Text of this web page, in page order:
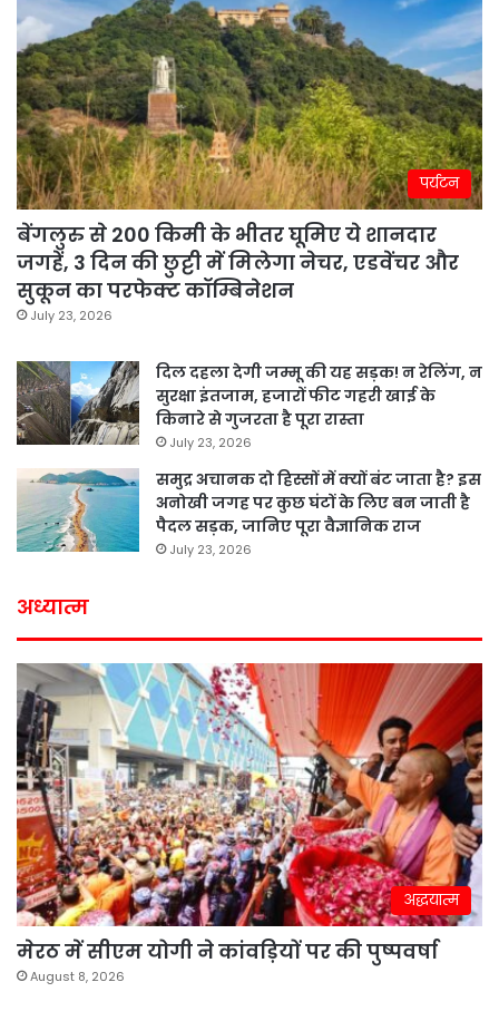
पर्यटन
बेंगलुरु से 200 किमी के भीतर घूमिए ये शानदार
जगहें, 3 दिन की छुट्टी में मिलेगा नेचर, एडवेंचर और
सुकून का परफेक्ट कॉम्बिनेशन
July 23, 2026
दिल दहला देगी जम्मू की यह सड़क! न रेलिंग, न
सुरक्षा इंतजाम, हजारों फीट गहरी खाई के
किनारे से गुजरता है पूरा रास्ता
July 23, 2026
समुद्र अचानक दो हिस्सों में क्यों बंट जाता है? इस
अनोखी जगह पर कुछ घंटों के लिए बन जाती है
पैदल सड़क, जानिए पूरा वैज्ञानिक राज
July 23, 2026
अध्यात्म
अद्धयात्म
मेरठ में सीएम योगी ने कांवड़ियों पर की पुष्पवर्षा
August 8, 2026